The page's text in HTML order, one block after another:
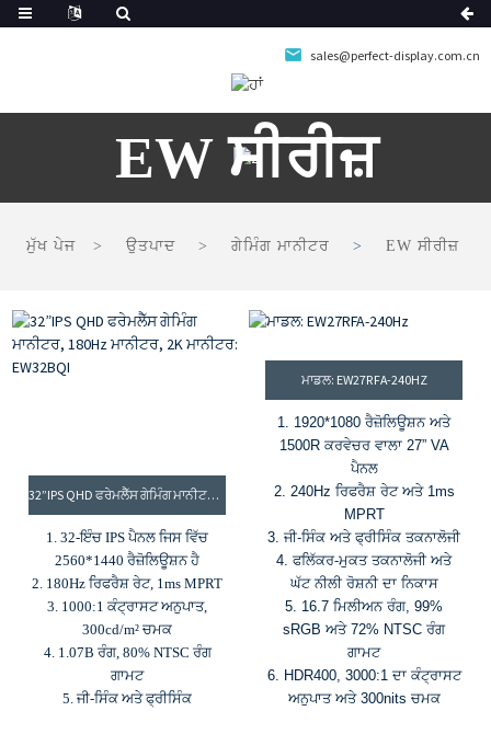
sales@perfect-display.com.cn
EW ਸੀਰੀਜ਼
ਮੁੱਖ ਪੇਜ ਉਤਪਾਦ ਗੇਮਿੰਗ ਮਾਨੀਟਰ EW ਸੀਰੀਜ਼
32”IPS QHD ਫਰੇਮਲੈੱਸ ਗੇਮਿੰਗ ਮਾਨੀਟਰ, 180HZ ਮਾਨੀਟਰ, 2K ਮਾਨੀਟਰ: EW32BQI
1. 32-ਇੰਚ IPS ਪੈਨਲ ਜਿਸ ਵਿੱਚ
2560*1440 ਰੈਜ਼ੋਲਿਊਸ਼ਨ ਹੈ
2. 180Hz ਰਿਫਰੈਸ਼ ਰੇਟ, 1ms MPRT
3. 1000:1 ਕੰਟ੍ਰਾਸਟ ਅਨੁਪਾਤ,
300cd/m² ਚਮਕ
4. 1.07B ਰੰਗ, 80% NTSC ਰੰਗ
ਗਾਮਟ
5. ਜੀ-ਸਿੰਕ ਅਤੇ ਫ੍ਰੀਸਿੰਕ
ਮਾਡਲ: EW27RFA-240HZ
1. 1920*1080 ਰੈਜ਼ੋਲਿਊਸ਼ਨ ਅਤੇ
1500R ਕਰਵੇਚਰ ਵਾਲਾ 27” VA
ਪੈਨਲ
2. 240Hz ਰਿਫਰੈਸ਼ ਰੇਟ ਅਤੇ 1ms
MPRT
3. ਜੀ-ਸਿੰਕ ਅਤੇ ਫ੍ਰੀਸਿੰਕ ਤਕਨਾਲੋਜੀ
4. ਫਲਿੱਕਰ-ਮੁਕਤ ਤਕਨਾਲੋਜੀ ਅਤੇ
ਘੱਟ ਨੀਲੀ ਰੋਸ਼ਨੀ ਦਾ ਨਿਕਾਸ
5. 16.7 ਮਿਲੀਅਨ ਰੰਗ, 99%
sRGB ਅਤੇ 72% NTSC ਰੰਗ
ਗਾਮਟ
6. HDR400, 3000:1 ਦਾ ਕੰਟ੍ਰਾਸਟ
ਅਨੁਪਾਤ ਅਤੇ 300nits ਚਮਕ